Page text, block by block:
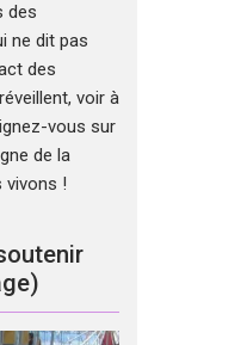
des
ne dit pas
des
voir à
vous sur
de la
vivons !